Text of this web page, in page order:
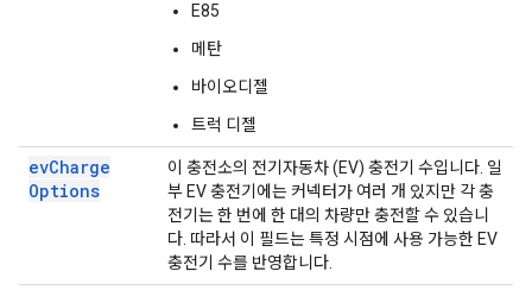
E85
메탄
바이오디젤
트럭 디젤
evCharge
Options
이 충전소의 전기자동차 (EV) 충전기 수입니다. 일
부 EV 충전기에는 커넥터가 여러 개 있지만 각 충
전기는 한 번에 한 대의 차량만 충전할 수 있습니
다. 따라서 이 필드는 특정 시점에 사용 가능한 EV
충전기 수를 반영합니다.